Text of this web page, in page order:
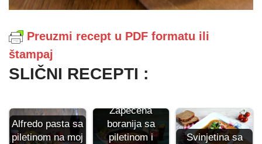
Preuzmi recept u PDF formatu ili
štampaj
SLIČNI RECEPTI :
Alfredo pasta sa
piletinom na moj
Zapečena
boranija sa
piletinom i
Svinjetina sa